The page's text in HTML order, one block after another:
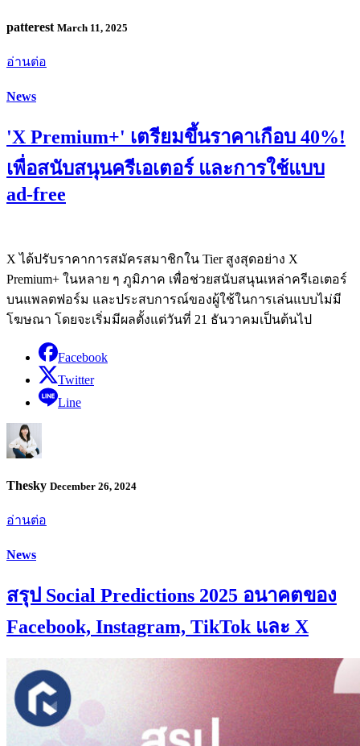
patterest March 11, 2025
อ่านต่อ
News
'X Premium+' เตรียมขึ้นราคาเกือบ 40%!
เพื่อสนับสนุนครีเอเตอร์ และการใช้แบบ
ad-free
X ได้ปรับราคาการสมัครสมาชิกใน Tier สูงสุดอย่าง X
Premium+ ในหลาย ๆ ภูมิภาค เพื่อช่วยสนับสนุนเหล่าครีเอเตอร์
บนแพลตฟอร์ม และประสบการณ์ของผู้ใช้ในการเล่นแบบไม่มี
โฆษณา โดยจะเริ่มมีผลตั้งแต่วันที่ 21 ธันวาคมเป็นต้นไป
Facebook
Twitter
Line
Thesky December 26, 2024
อ่านต่อ
News
สรุป Social Predictions 2025 อนาคตของ
Facebook, Instagram, TikTok และ X